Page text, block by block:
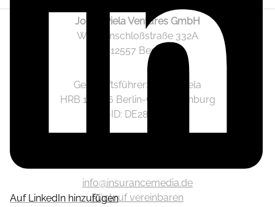
Auf LinkedIn hinzufügen
Jonas Piela Ventures GmbH
Wendenschloßstraße 332A
12557 Berlin
Geschäftsführer: Jonas Piela
HRB 141236 Berlin-Charlottenburg
Ust.-ID: DE282633825
info@insurancemedia.de
Rückruf vereinbaren